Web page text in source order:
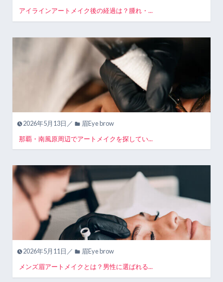
アイラインアートメイク後の経過は？腫れ・...
2026年5月13日／
眉Eye brow
那覇・南風原周辺でアートメイクを探してい...
2026年5月11日／
眉Eye brow
メンズ眉アートメイクとは？男性に選ばれる...